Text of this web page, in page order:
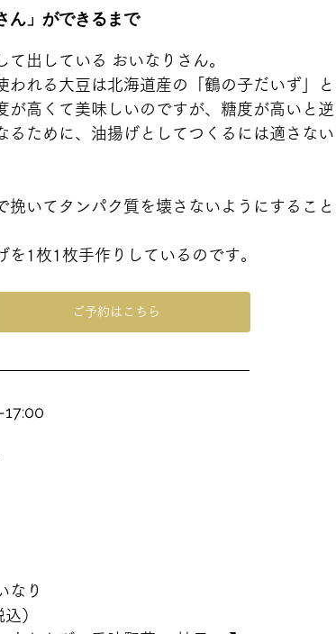
ん」ができるまで
出している おいなりさん。
われる大豆は北海道産の「鶴の子だいず」と
が高くて美味しいのですが、糖度が高いと
るために、油揚げとしてつくるには適さな
挽いてタンパク質を壊さないようにするこ
を1枚1枚手作りしているのです。
ご予約はこちら
17:00
なり
）